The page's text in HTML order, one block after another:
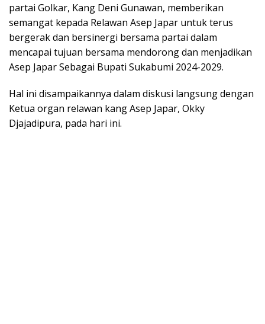
partai Golkar, Kang Deni Gunawan, memberikan
semangat kepada Relawan Asep Japar untuk terus
bergerak dan bersinergi bersama partai dalam
mencapai tujuan bersama mendorong dan menjadikan
Asep Japar Sebagai Bupati Sukabumi 2024-2029.
Hal ini disampaikannya dalam diskusi langsung dengan
Ketua organ relawan kang Asep Japar, Okky
Djajadipura, pada hari ini.